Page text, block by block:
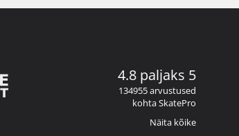
4.8 paljaks 5
134955 arvustused
kohta SkatePro
Näita kõike